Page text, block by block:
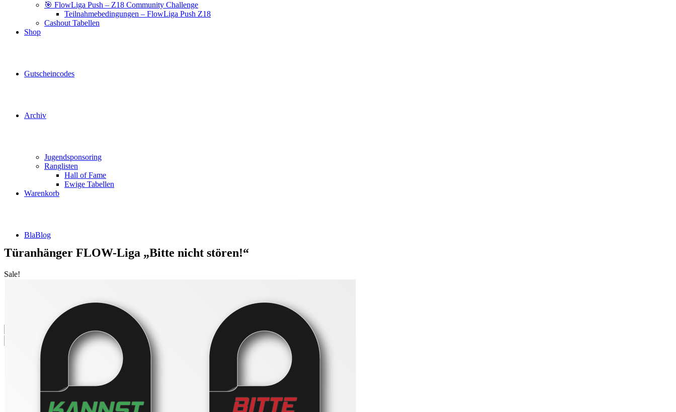
🎯 FlowLiga Push – Z18 Community Challenge
Teilnahmebedingungen – FlowLiga Push Z18
Cashout Tabellen
Shop
Gutscheincodes
Archiv
Jugendsponsoring
Ranglisten
Hall of Fame
Ewige Tabellen
Warenkorb
BlaBlog
nach:
DSFZ Konzept
Flow Dartsliga
Teilnahmebedingungen – FlowLiga Push Z18
Türanhänger FLOW-Liga „Bitte nicht stören!“
Sale!